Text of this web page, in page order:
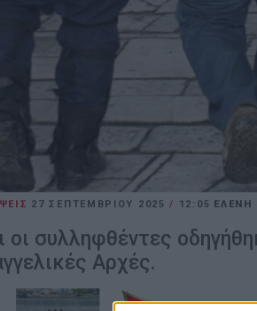
27 ΣΕΠΤΕΜΒΡΊΟΥ 2025/ 12:05 ΕΛΕΝΗ
οι συλληφθέντες
Αρχές.